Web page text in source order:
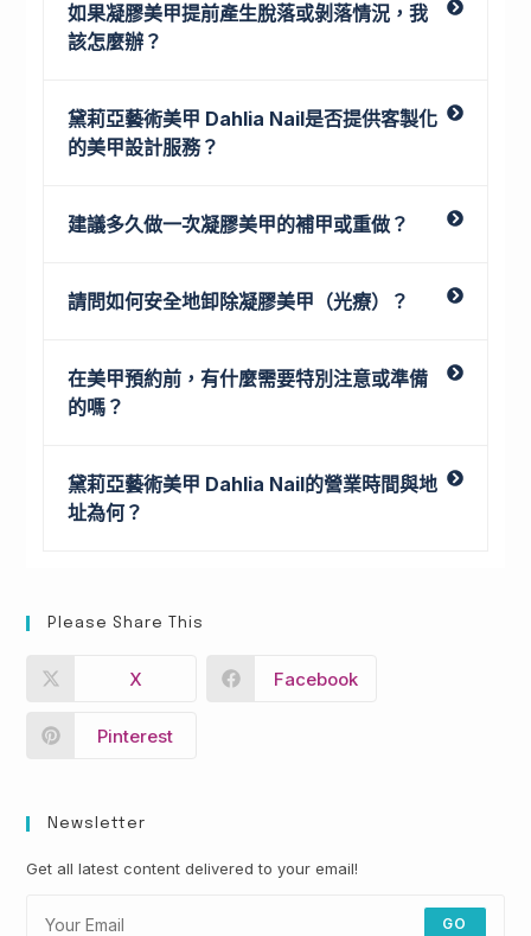
如果凝膠美甲提前產生脫落或剝落情況，我
該怎麼辦？
黛莉亞藝術美甲 Dahlia Nail是否提供客製化
的美甲設計服務？
建議多久做一次凝膠美甲的補甲或重做？
請問如何安全地卸除凝膠美甲（光療）？
在美甲預約前，有什麼需要特別注意或準備
的嗎？
黛莉亞藝術美甲 Dahlia Nail的營業時間與地
址為何？
Please Share This
X Facebook
Pinterest
Newsletter
Get all latest content delivered to your email!
GO